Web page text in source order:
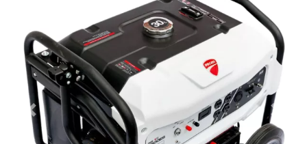
Previous